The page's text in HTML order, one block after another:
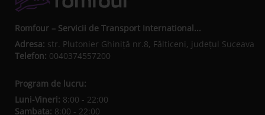
Romfour – Servicii de Transport International...
Adresa: str. Plutonier Ghiniţă nr.8, Fălticeni, judeţul Suceava
Telefon: 0040374557200
Program de lucru:
Luni-Vineri: 8:00 - 22:00
Sambata: 8:00 - 22:00